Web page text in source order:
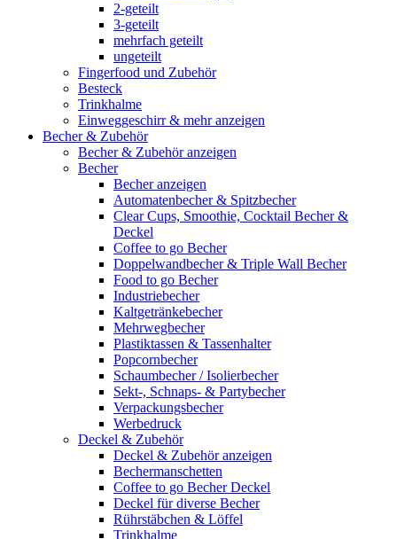
2-geteilt
3-geteilt
mehrfach geteilt
ungeteilt
Fingerfood und Zubehör
Besteck
Trinkhalme
Einweggeschirr & mehr anzeigen
Becher & Zubehör
Becher & Zubehör anzeigen
Becher
Becher anzeigen
Automatenbecher & Spitzbecher
Clear Cups, Smoothie, Cocktail Becher &
Deckel
Coffee to go Becher
Doppelwandbecher & Triple Wall Becher
Food to go Becher
Industriebecher
Kaltgetränkebecher
Mehrwegbecher
Plastiktassen & Tassenhalter
Popcornbecher
Schaumbecher / Isolierbecher
Sekt-, Schnaps- & Partybecher
Verpackungsbecher
Werbedruck
Deckel & Zubehör
Deckel & Zubehör anzeigen
Bechermanschetten
Coffee to go Becher Deckel
Deckel für diverse Becher
Rührstäbchen & Löffel
Trinkhalme